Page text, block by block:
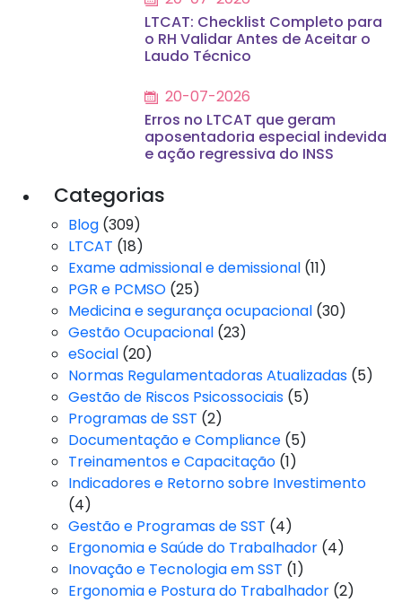
LTCAT: Checklist Completo para
o RH Validar Antes de Aceitar o
Laudo Técnico
20-07-2026
Erros no LTCAT que geram
aposentadoria especial indevida
e ação regressiva do INSS
Categorias
Blog (309)
LTCAT (18)
Exame admissional e demissional (11)
PGR e PCMSO (25)
Medicina e segurança ocupacional (30)
Gestão Ocupacional (23)
eSocial (20)
Normas Regulamentadoras Atualizadas (5)
Gestão de Riscos Psicossociais (5)
Programas de SST (2)
Documentação e Compliance (5)
Treinamentos e Capacitação (1)
Indicadores e Retorno sobre Investimento
(4)
Gestão e Programas de SST (4)
Ergonomia e Saúde do Trabalhador (4)
Inovação e Tecnologia em SST (1)
Ergonomia e Postura do Trabalhador (2)